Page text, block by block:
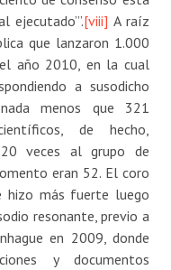
ejecutado’”.[viii] A raíz
que lanzaron 1.000
año 2010, en la cual
a susodicho
menos que 321
de hecho,
veces al grupo de
eran 52. El coro
hizo más fuerte luego
resonante, previo a
en 2009, donde
y documentos